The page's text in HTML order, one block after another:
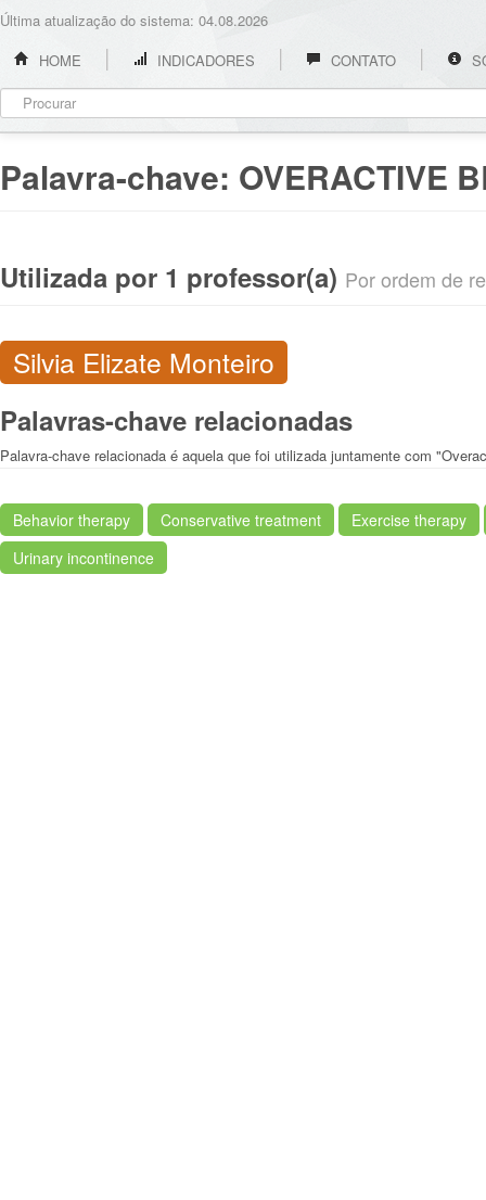
Última atualização do sistema: 04.08.2026
HOME
INDICADORES CONTATO
Palavra-chave: OVERACTIVE
Utilizada por 1 professor(a) Por ordem de
Silvia Elizate Monteiro
Palavras-chave relacionadas
Palavra-chave relacionada é aquela que foi utilizada juntamente com
Behavior therapy Conservative treatment
Exercise therapy
Urinary incontinence